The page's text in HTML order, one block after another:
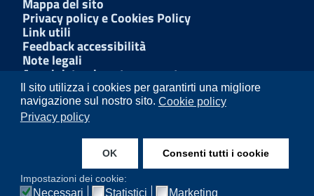
Il sito utilizza i cookies per garantirti una migliore
navigazione sul nostro sito. Cookie policy
Privacy policy
OK Consenti tutti i cookie
Impostazioni dei cookie:
Necessari Statistici Marketing
Privacy policy e Cookies Policy
Link utili
Feedback accessibilità
Note legali
Amministrazione trasparente
Dichiarazione di accessibilità
W3C Css
Albo Pretorio
LinkedIn
Instagram